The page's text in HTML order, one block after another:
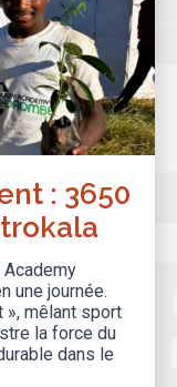
: 3650
Academy
une journée.
», mêlant sport
la force du
dans le